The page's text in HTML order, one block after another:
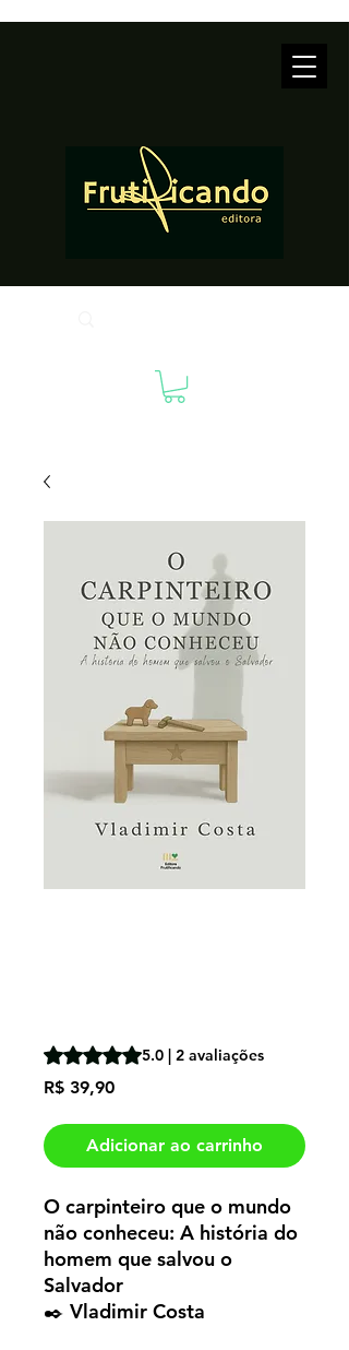
A classificação é 5.0 de 5 estrelas
5.0 | 2 avaliações
R$ 39,90Preço
Adicionar ao carrinho
O carpinteiro que o mundo
não conheceu: A história do
homem que salvou o
Salvador
✒️ Vladimir Costa